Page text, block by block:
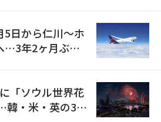
5日から仁川〜ホ
…3年2ヶ月ぶり
「ソウル世界花
韓・米・英の3カ